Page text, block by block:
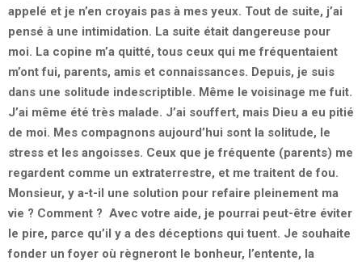
appelé et je n’en croyais pas à mes yeux. Tout de suite, j’ai
pensé à une intimidation. La suite était dangereuse pour
moi. La copine m’a quitté, tous ceux qui me fréquentaient
m’ont fui, parents, amis et connaissances. Depuis, je suis
dans une solitude indescriptible. Même le voisinage me fuit.
J’ai même été très malade. J’ai souffert, mais Dieu a eu pitié
de moi. Mes compagnons aujourd’hui sont la solitude, le
stress et les angoisses. Ceux que je fréquente (parents) me
regardent comme un extraterrestre, et me traitent de fou.
Monsieur, y a-t-il une solution pour refaire pleinement ma
vie ? Comment ? Avec votre aide, je pourrai peut-être éviter
le pire, parce qu’il y a des déceptions qui tuent. Je souhaite
fonder un foyer où règneront le bonheur, l’entente, la